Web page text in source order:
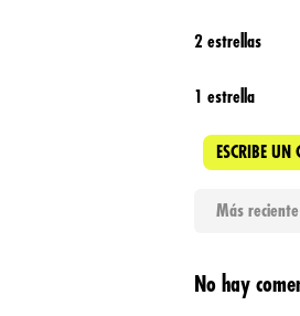
2 estrellas
1 estrella
ESCRIBE UN
Más reciente
No hay